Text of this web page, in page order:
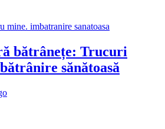
bătrânețe: Trucuri
sănătoasă